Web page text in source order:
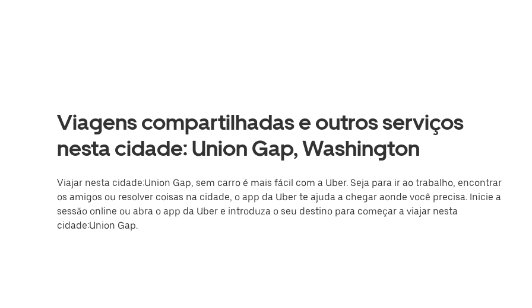
Viagens compartilhadas e outros serviços
nesta cidade: Union Gap, Washington
Viajar nesta cidade:Union Gap, sem carro é mais fácil com a Uber. Seja para ir ao trabalho, encontrar
os amigos ou resolver coisas na cidade, o app da Uber te ajuda a chegar aonde você precisa. Inicie a
sessão online ou abra o app da Uber e introduza o seu destino para começar a viajar nesta
cidade:Union Gap.